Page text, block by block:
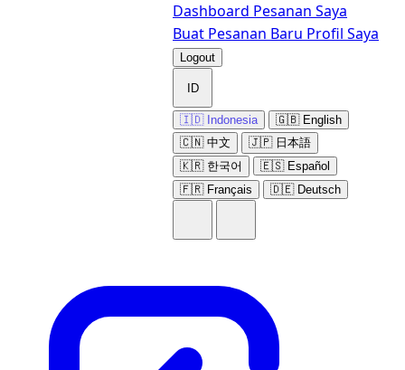
Dashboard Pesanan Saya
Buat Pesanan Baru Profil Saya
Logout
ID
🇮🇩 Indonesia
🇬🇧 English
🇨🇳 中文
🇯🇵 日本語
🇰🇷 한국어
🇪🇸 Español
🇫🇷 Français
🇩🇪 Deutsch